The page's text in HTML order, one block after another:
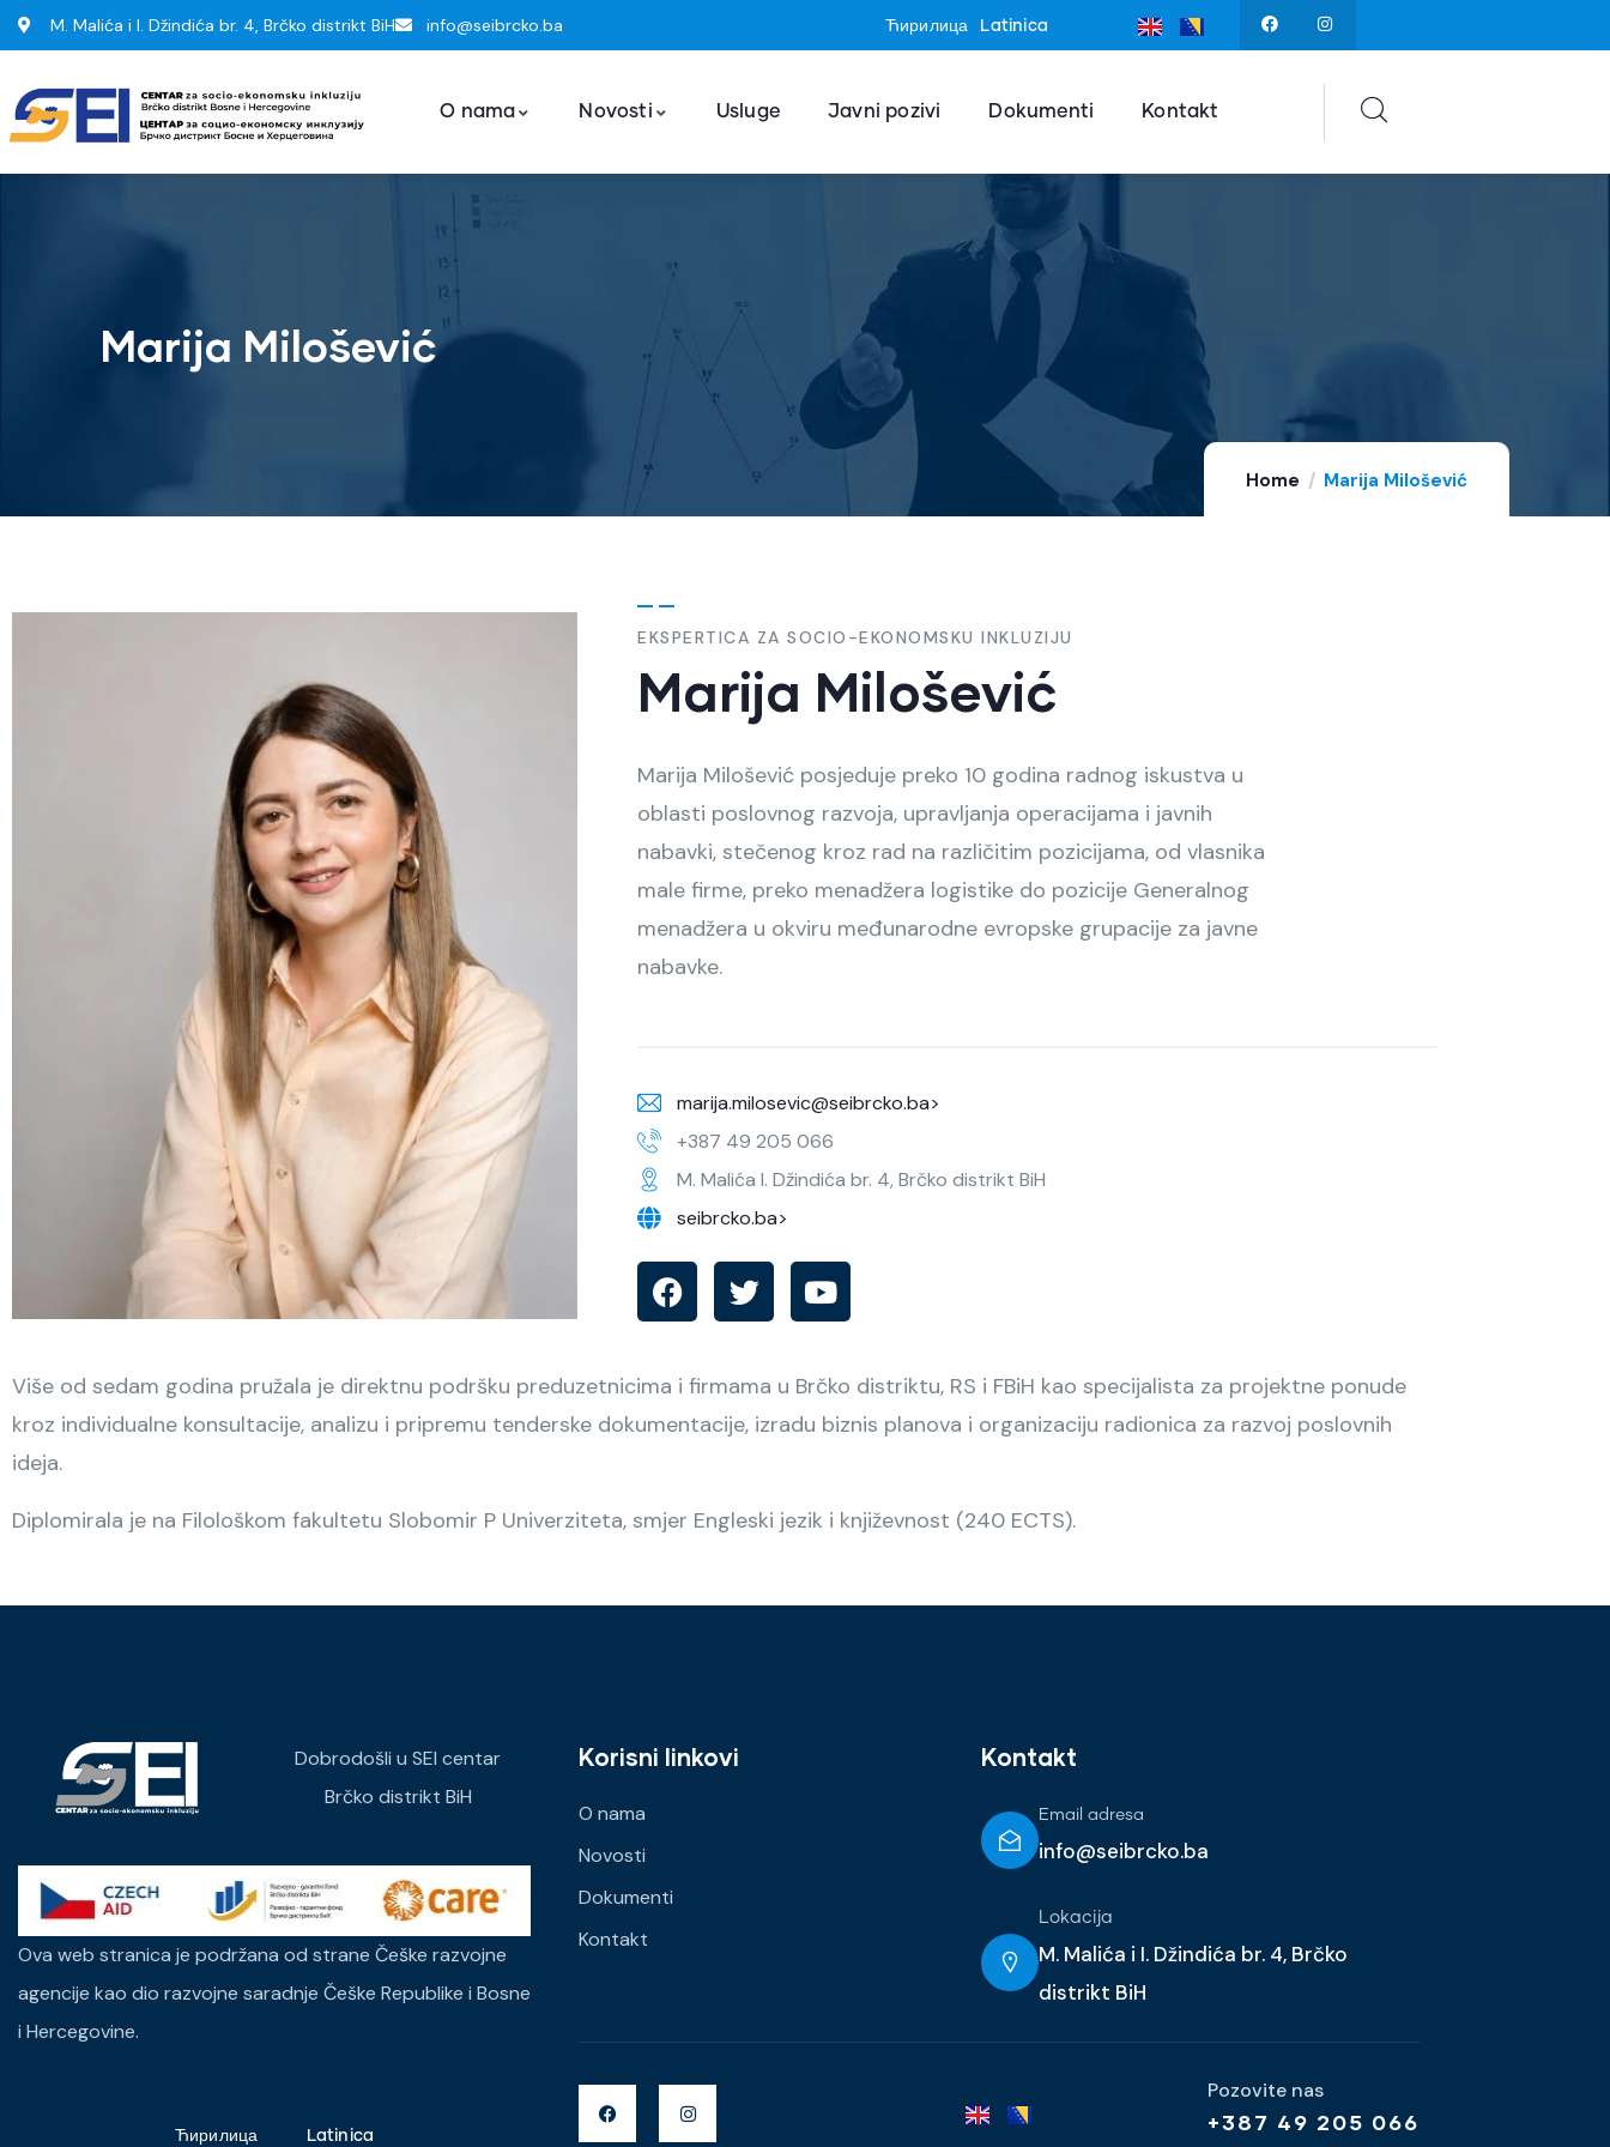
M. Malića i I. Džindića br. 4, Brčko distrikt BiH info@seibrcko.ba Ћирилица Latinica
O nama Novosti Usluge Javni pozivi Dokumenti Kontakt
Marija Milošević
Home Marija Milošević
EKSPERTICA ZA SOCIO-EKONOMSKU INKLUZIJU
Marija Milošević
Marija Milošević posjeduje preko 10 godina radnog iskustva u
oblasti poslovnog razvoja, upravljanja operacijama i javnih
nabavki, stečenog kroz rad na različitim pozicijama, od vlasnika
male firme, preko menadžera logistike do pozicije Generalnog
menadžera u okviru međunarodne evropske grupacije za javne
nabavke.
marija.milosevic@seibrcko.ba>
+387 49 205 066
M. Malića I. Džindića br. 4, Brčko distrikt BiH
seibrcko.ba>
Više od sedam godina pružala je direktnu podršku preduzetnicima i firmama u Brčko distriktu, RS i FBiH kao specijalista za projektne ponude
kroz individualne konsultacije, analizu i pripremu tenderske dokumentacije, izradu biznis planova i organizaciju radionica za razvoj poslovnih
ideja.
Diplomirala je na Filološkom fakultetu Slobomir P Univerziteta, smjer Engleski jezik i književnost (240 ECTS).
Dobrodošli u SEI centar
Brčko distrikt BiH
Ova web stranica je podržana od strane Češke razvojne
agencije kao dio razvojne saradnje Češke Republike i Bosne
i Hercegovine.
Ћирилица Latinica
Korisni linkovi
O nama
Novosti
Dokumenti
Kontakt
Kontakt
Email adresa
info@seibrcko.ba
Lokacija
M. Malića i I. Džindića br. 4, Brčko
distrikt BiH
Pozovite nas
+387 49 205 066